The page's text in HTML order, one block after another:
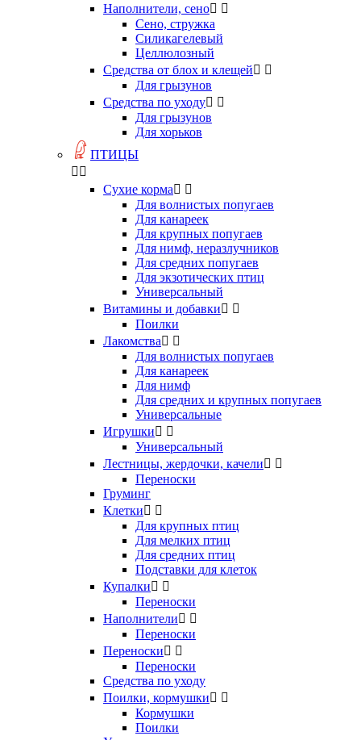
Наполнители, сено 
Сено, стружка
Силикагелевый
Целлюлозный
Средства от блох и клещей 
Для грызунов
Средства по уходу 
Для грызунов
Для хорьков
ПТИЦЫ
 
Сухие корма 
Для волнистых попугаев
Для канареек
Для крупных попугаев
Для нимф, неразлучников
Для средних попугаев
Для экзотических птиц
Универсальный
Витамины и добавки 
Поилки
Лакомства 
Для волнистых попугаев
Для канареек
Для нимф
Для средних и крупных попугаев
Универсальные
Игрушки 
Универсальный
Лестницы, жердочки, качели 
Переноски
Груминг
Клетки 
Для крупных птиц
Для мелких птиц
Для средних птиц
Подставки для клеток
Купалки 
Переноски
Наполнители 
Переноски
Переноски 
Переноски
Средства по уходу
Поилки, кормушки 
Кормушки
Поилки